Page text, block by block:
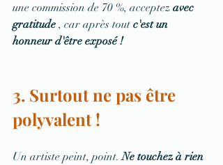
une commission de 70 %, acceptez avec
gratitude , car après tout c'est un
honneur d'être exposé !
3. Surtout ne pas être
polyvalent !
Un artiste peint, point. Ne touchez à rien